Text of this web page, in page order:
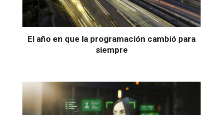
El año en que la programación cambió para
siempre